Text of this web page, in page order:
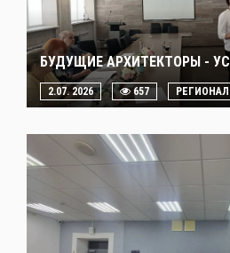
БУДУЩИЕ АРХИТЕКТОРЫ -
2.07. 2026 657